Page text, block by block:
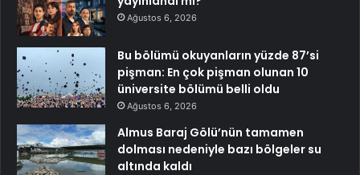
Ağustos 6, 2026
Bu bölümü okuyanların yüzde 87’si
pişman: En çok pişman olunan 10
üniversite bölümü belli oldu
Ağustos 6, 2026
Almus Baraj Gölü’nün tamamen
dolması nedeniyle bazı bölgeler su
altında kaldı